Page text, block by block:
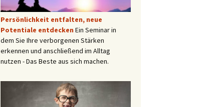
Persönlichkeit entfalten, neue
Potentiale entdecken Ein Seminar in
dem Sie Ihre verborgenen Stärken
erkennen und anschließend im Alltag
nutzen - Das Beste aus sich machen.